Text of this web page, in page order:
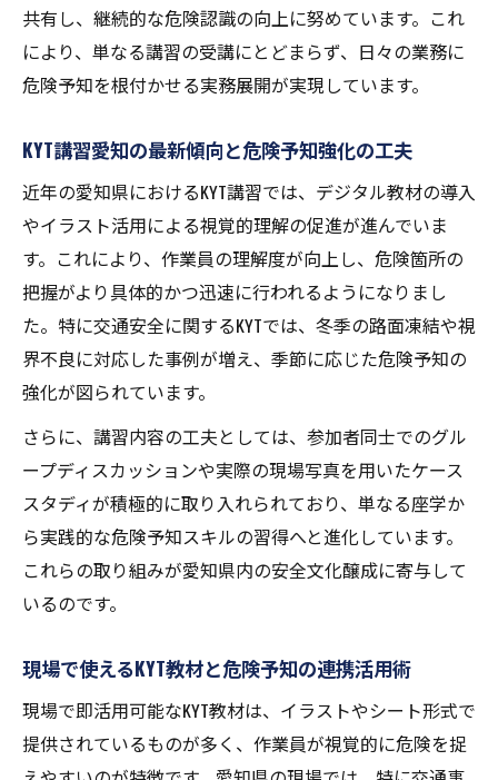
共有し、継続的な危険認識の向上に努めています。これ
により、単なる講習の受講にとどまらず、日々の業務に
危険予知を根付かせる実務展開が実現しています。
KYT講習愛知の最新傾向と危険予知強化の工夫
近年の愛知県におけるKYT講習では、デジタル教材の導入
やイラスト活用による視覚的理解の促進が進んでいま
す。これにより、作業員の理解度が向上し、危険箇所の
把握がより具体的かつ迅速に行われるようになりまし
た。特に交通安全に関するKYTでは、冬季の路面凍結や視
界不良に対応した事例が増え、季節に応じた危険予知の
強化が図られています。
さらに、講習内容の工夫としては、参加者同士でのグル
ープディスカッションや実際の現場写真を用いたケース
スタディが積極的に取り入れられており、単なる座学か
ら実践的な危険予知スキルの習得へと進化しています。
これらの取り組みが愛知県内の安全文化醸成に寄与して
いるのです。
現場で使えるKYT教材と危険予知の連携活用術
現場で即活用可能なKYT教材は、イラストやシート形式で
提供されているものが多く、作業員が視覚的に危険を捉